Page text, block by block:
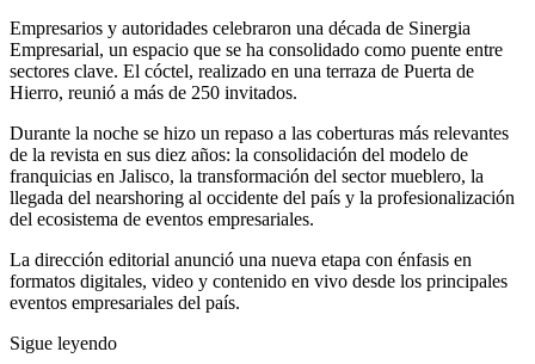
Empresarios y autoridades celebraron una década de Sinergia
Empresarial, un espacio que se ha consolidado como puente entre
sectores clave. El cóctel, realizado en una terraza de Puerta de
Hierro, reunió a más de 250 invitados.
Durante la noche se hizo un repaso a las coberturas más relevantes
de la revista en sus diez años: la consolidación del modelo de
franquicias en Jalisco, la transformación del sector mueblero, la
llegada del nearshoring al occidente del país y la profesionalización
del ecosistema de eventos empresariales.
La dirección editorial anunció una nueva etapa con énfasis en
formatos digitales, video y contenido en vivo desde los principales
eventos empresariales del país.
Sigue leyendo